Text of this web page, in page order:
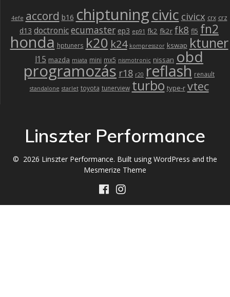
4efe accord b16 chiptuningcivic civicx crx crz
d13 doctronicecumaster ep3 ep91 fk2 fk2r fk8 fl5 fn2
honda hptuners k20 k24 kompresszor kswap ktuner
l15 mazda miata mini mx5 nismotronic nissan obd
programozás r18 r20 reflash renault
standalone starlet toyota tunerview turbo type-r vtec
Linszter Performance
© 2026 Linszter Performance. Built using WordPress and the
Mesmerize Theme